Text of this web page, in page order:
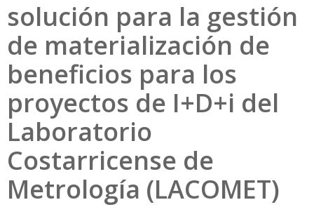
solución para la gestión
de materialización de
beneficios para los
proyectos de I+D+i del
Laboratorio
Costarricense de
Metrología (LACOMET)